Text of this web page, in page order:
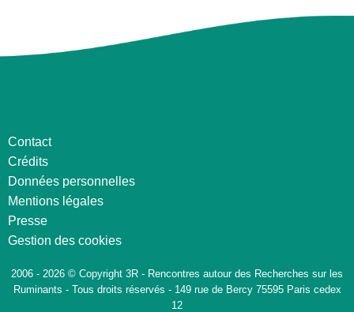
Contact
Crédits
Données personnelles
Mentions légales
Presse
Gestion des cookies
2006 - 2026 © Copyright 3R - Rencontres autour des Recherches sur les
Ruminants - Tous droits réservés - 149 rue de Bercy 75595 Paris cedex
12